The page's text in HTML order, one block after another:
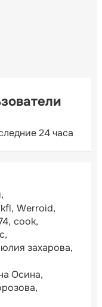
24 часа
Werroid
cook
юлия захарова
Осина